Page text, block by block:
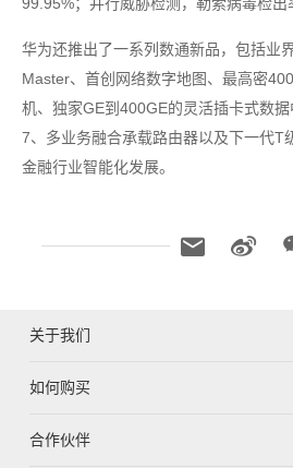
华为还推出了一系列数通新品，包括业
Master、首创网络数字地图、最高密
机、独家GE到400GE的灵活插卡式数
7、多业务融合承载路由器以及下一代T
金融行业智能化发展。
关于我们
如何购买
合作伙伴